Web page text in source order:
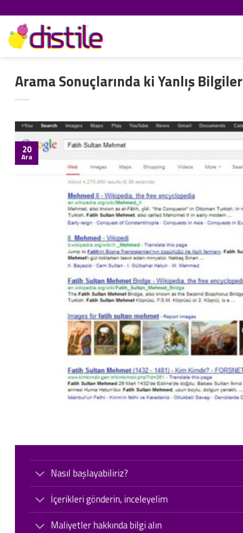
atla
Arama Sonuçlarında ki Yanlış Bilgiler
20
Ara
Nasıl başlayabiliriz?
İçerikleri gönderin, inceleyelim
Maliyetler hakkında bilgi alın